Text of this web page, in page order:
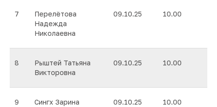
7
Перелётова
Надежда
Николаевна
09.10.25 10.00
8
Рыштей Татьяна
Викторовна
09.10.25 10.00
9
Сингх Зарина
09.10.25 10.00